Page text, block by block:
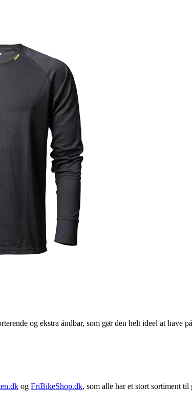
og ekstra åndbar, som gør den helt ideel at have
og FriBikeShop.dk, som alle har et stort sortiment til